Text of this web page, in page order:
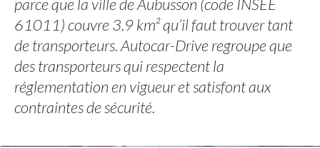
parce que la ville de Aubusson (code INSEE
61011) couvre 3.9 km² qu’il faut trouver tant
de transporteurs. Autocar-Drive regroupe que
des transporteurs qui respectent la
réglementation en vigueur et satisfont aux
contraintes de sécurité.